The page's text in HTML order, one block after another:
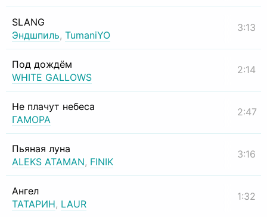
SLANG
Эндшпиль, TumaniYO
3:13
Под дождём
WHITE GALLOWS
2:14
Не плачут небеса
ГАМОРА
2:47
Пьяная луна
ALEKS ATAMAN, FINIK
3:16
Ангел
ТАТАРИН, LAUR
1:32